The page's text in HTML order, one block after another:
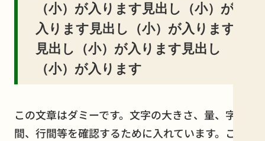
（小）が入ります見出し（小）が
入ります見出し（小）が入ります
見出し（小）が入ります見出し
（小）が入ります
この文章はダミーです。文字の大きさ、量、字
間、行間等を確認するために入れています。この